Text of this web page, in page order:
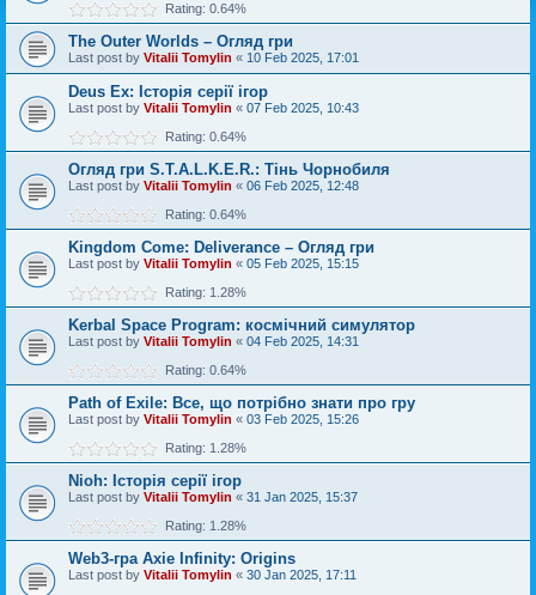
Rating: 0.64%
The Outer Worlds – Огляд гри
Last post by Vitalii Tomylin « 10 Feb 2025, 17:01
Deus Ex: Історія серії ігор
Last post by Vitalii Tomylin « 07 Feb 2025, 10:43
Rating: 0.64%
Огляд гри S.T.A.L.K.E.R.: Тінь Чорнобиля
Last post by Vitalii Tomylin « 06 Feb 2025, 12:48
Rating: 0.64%
Kingdom Come: Deliverance – Огляд гри
Last post by Vitalii Tomylin « 05 Feb 2025, 15:15
Rating: 1.28%
Kerbal Space Program: космічний симулятор
Last post by Vitalii Tomylin « 04 Feb 2025, 14:31
Rating: 0.64%
Path of Exile: Все, що потрібно знати про гру
Last post by Vitalii Tomylin « 03 Feb 2025, 15:26
Rating: 1.28%
Nioh: Історія серії ігор
Last post by Vitalii Tomylin « 31 Jan 2025, 15:37
Rating: 1.28%
Web3-гра Axie Infinity: Origins
Last post by Vitalii Tomylin « 30 Jan 2025, 17:11